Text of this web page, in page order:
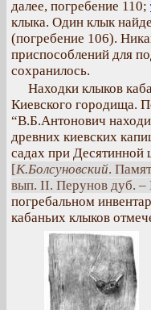
далее, погребение 110;
клыка. Один клык
(погребение 106).
приспособлений для
сохранилось.
Находки клыков
Киевского городища.
“В.Б.Антонович
древних киевских
садах при Десятинной
[К.Болсуновский.
вып. II. Перунов дуб. –
погребальном
кабаньих клыков